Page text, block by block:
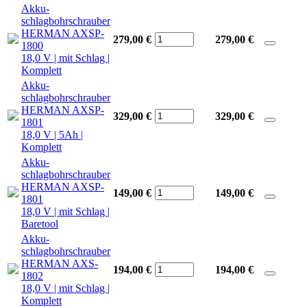
Akku-
schlagbohrschrauber
HERMAN AXSP-
1800
18,0 V | mit Schlag |
Komplett
279,00 € 279,00 €
Akku-
schlagbohrschrauber
HERMAN AXSP-
1801
18,0 V | 5Ah |
Komplett
329,00 € 329,00 €
Akku-
schlagbohrschrauber
HERMAN AXSP-
1801
18,0 V | mit Schlag |
Baretool
149,00 € 149,00 €
Akku-
schlagbohrschrauber
HERMAN AXS-
1802
18,0 V | mit Schlag |
Komplett
194,00 € 194,00 €